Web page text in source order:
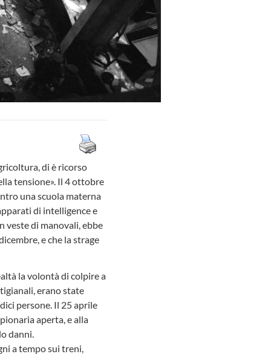
di è ricorso
tensione». Il 4 ottobre
una scuola materna
di intelligence e
veste di manovali, ebbe
e che la strage
la volontà di colpire a
erano state
persone. Il 25 aprile
aperta, e alla
danni.
a tempo sui treni,